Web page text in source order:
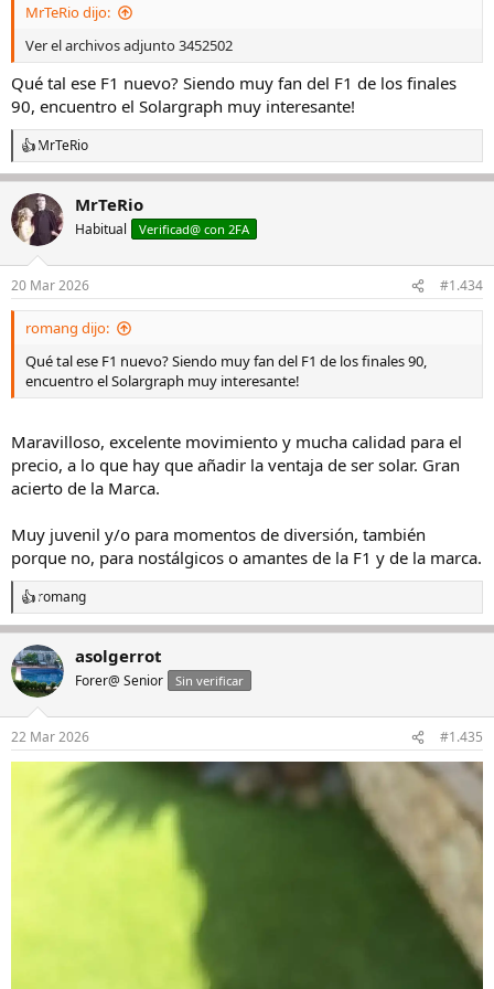
MrTeRio dijo:
Ver el archivos adjunto 3452502
Qué tal ese F1 nuevo? Siendo muy fan del F1 de los finales
90, encuentro el Solargraph muy interesante!
R
e
a
c
c
i
e
s
MrTeRio
MrTeRio
Habitual Verificad@ con 2FA
20 Mar 2026 #1.434
romang dijo:
Qué tal ese F1 nuevo? Siendo muy fan del F1 de los finales 90,
encuentro el Solargraph muy interesante!
Maravilloso, excelente movimiento y mucha calidad para el
precio, a lo que hay que añadir la ventaja de ser solar. Gran
acierto de la Marca.
Muy juvenil y/o para momentos de diversión, también
porque no, para nostálgicos o amantes de la F1 y de la marca.
R
e
a
c
c
i
e
s
romang
asolgerrot
Forer@ Senior Sin verificar
22 Mar 2026 #1.435